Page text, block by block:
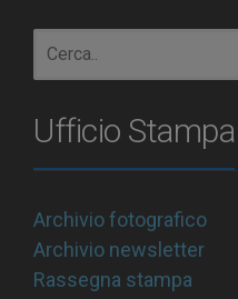
Ufficio Stampa
Archivio fotografico
Archivio newsletter
Rassegna stampa